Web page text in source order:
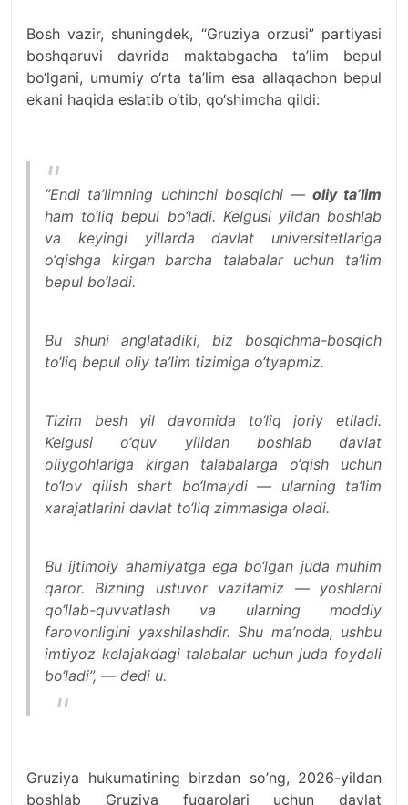
Bosh vazir, shuningdek, “Gruziya orzusi” partiyasi
boshqaruvi davrida maktabgacha ta’lim bepul
bo‘lgani, umumiy o‘rta ta’lim esa allaqachon bepul
ekani haqida eslatib o‘tib, qo‘shimcha qildi:
“Endi ta’limning uchinchi bosqichi — oliy ta’lim
ham to‘liq bepul bo‘ladi. Kelgusi yildan boshlab
va keyingi yillarda davlat universitetlariga
o‘qishga kirgan barcha talabalar uchun ta’lim
bepul bo‘ladi.
Bu shuni anglatadiki, biz bosqichma-bosqich
to‘liq bepul oliy ta’lim tizimiga o‘tyapmiz.
Tizim besh yil davomida to‘liq joriy etiladi.
Kelgusi o‘quv yilidan boshlab davlat
oliygohlariga kirgan talabalarga o‘qish uchun
to‘lov qilish shart bo‘lmaydi — ularning ta’lim
xarajatlarini davlat to‘liq zimmasiga oladi.
Bu ijtimoiy ahamiyatga ega bo‘lgan juda muhim
qaror. Bizning ustuvor vazifamiz — yoshlarni
qo‘llab-quvvatlash va ularning moddiy
farovonligini yaxshilashdir. Shu ma’noda, ushbu
imtiyoz kelajakdagi talabalar uchun juda foydali
bo‘ladi”, — dedi u.
Gruziya hukumatining birzdan so’ng, 2026-yildan
boshlab Gruziya fuqarolari uchun davlat